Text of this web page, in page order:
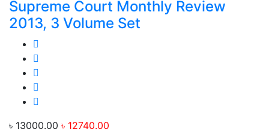
Supreme Court Monthly Review
2013, 3 Volume Set
৳ 13000.00 ৳ 12740.00